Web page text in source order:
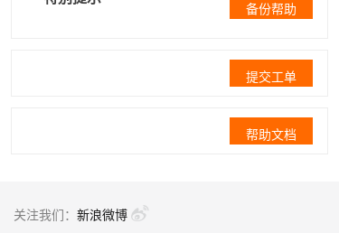
备份帮助
提交工单
帮助文档